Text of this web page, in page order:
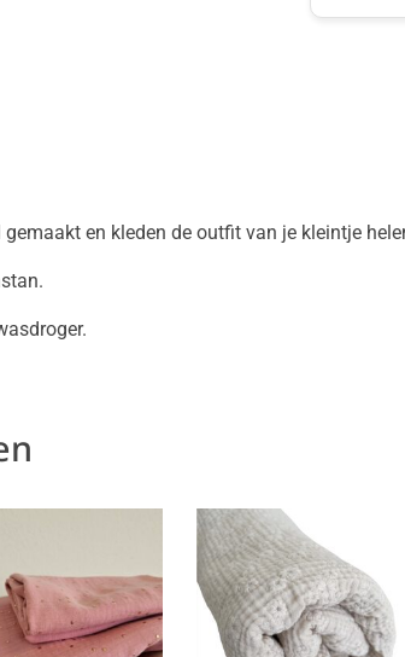
en kleden de outfit van je kleintje